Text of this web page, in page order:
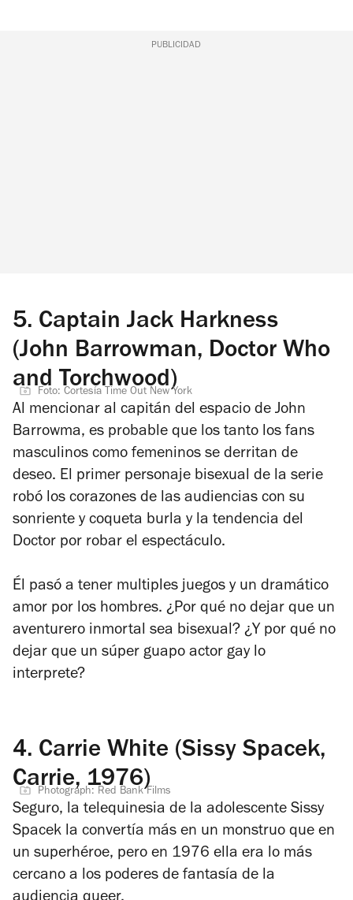
PUBLICIDAD
5. Captain Jack Harkness
(John Barrowman, Doctor Who
and Torchwood)
Foto: Cortesía Time Out New York
Al mencionar al capitán del espacio de John
Barrowma, es probable que los tanto los fans
masculinos como femeninos se derritan de
deseo. El primer personaje bisexual de la serie
robó los corazones de las audiencias con su
sonriente y coqueta burla y la tendencia del
Doctor por robar el espectáculo.
Él pasó a tener multiples juegos y un dramático
amor por los hombres. ¿Por qué no dejar que un
aventurero inmortal sea bisexual? ¿Y por qué no
dejar que un súper guapo actor gay lo
interprete?
4. Carrie White (Sissy Spacek,
Carrie, 1976)
Photograph: Red Bank Films
Seguro, la telequinesia de la adolescente Sissy
Spacek la convertía más en un monstruo que en
un superhéroe, pero en 1976 ella era lo más
cercano a los poderes de fantasía de la